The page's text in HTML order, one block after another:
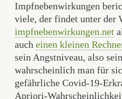
Impfnebenwirkungen
viele, der findet unter der
impfnebenwirkungen.net
auch einen kleinen
sein Angstniveau, also
wahrscheinlich man für
gefährliche Covid-19-
Apriori-